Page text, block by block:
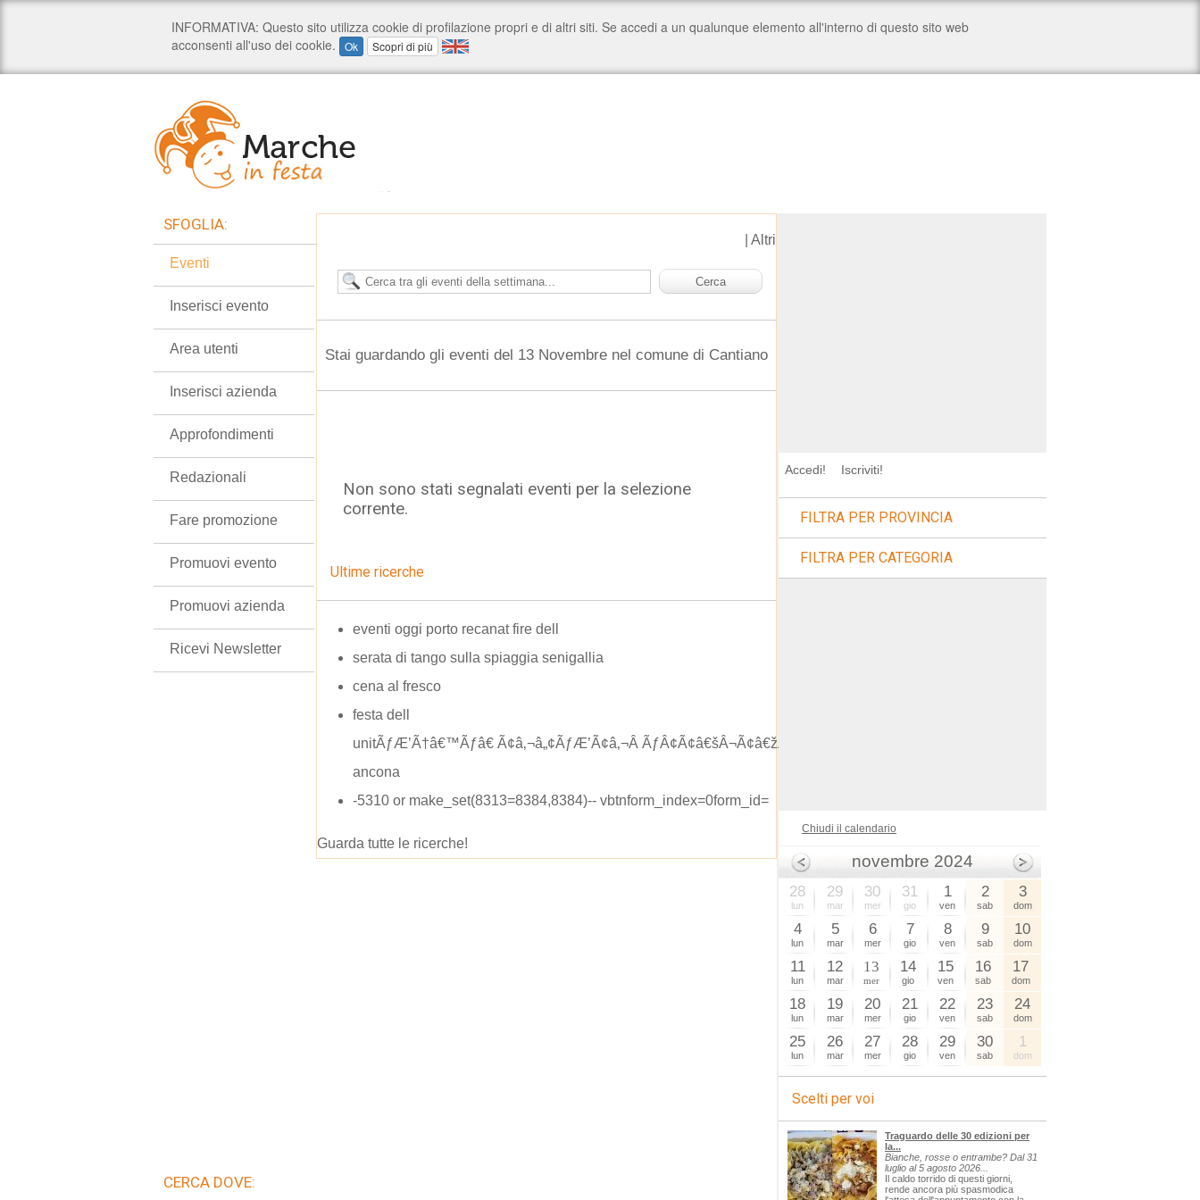
Altri
Stai guardando gli eventi del 13 Novembre nel comune di Cantiano
Non sono stati segnalati eventi per la selezione
corrente.
Ultime ricerche
eventi oggi porto recanat fire dell
serata di tango sulla spiaggia senigallia
cena al fresco
festa dell
unitÃƒÆ’Ã†â€™Ãƒâ€ Ã¢â‚¬â„¢ÃƒÆ’Ã¢â‚¬Â ÃƒÂ¢Ã¢â€šÂ¬Ã¢â€žÂ¢
ancona
-5310 or make_set(8313=8384,8384)-- vbtnform_index=0form_id=
Guarda tutte le ricerche!
SFOGLIA:
Eventi
Inserisci evento
Area utenti
Inserisci azienda
Approfondimenti
Redazionali
Fare promozione
Promuovi evento
Promuovi azienda
Ricevi Newsletter
CERCA DOVE:
Accedi! Iscriviti!
FILTRA PER PROVINCIA
FILTRA PER CATEGORIA
Chiudi il calendario
novembre 2024
28
lun
29
mar
30
mer
31
gio
1
ven
2
sab
3
dom
4
lun
5
mar
6
mer
7
gio
8
ven
9
sab
10
dom
11
lun
12
mar
13
mer
14
gio
15
ven
16
sab
17
dom
18
lun
19
mar
20
mer
21
gio
22
ven
23
sab
24
dom
25
lun
26
mar
27
mer
28
gio
29
ven
30
sab
1
dom
Scelti per voi
Traguardo delle 30 edizioni per
la...
Bianche, rosse o entrambe? Dal 31
luglio al 5 agosto 2026...
Il caldo torrido di questi giorni,
rende ancora più spasmodica